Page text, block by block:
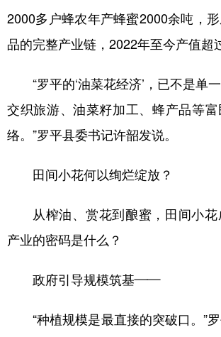
2000多户蜂农年产蜂蜜2000余吨，
品的完整产业链，2022年至今产值超
“罗平的‘油菜花经济’，已不是单
交织旅游、油菜籽加工、蜂产品等富
络。”罗平县委书记许韶发说。
田间小花何以绚烂绽放？
从榨油、赏花到酿蜜，田间小
产业的密码是什么？
政府引导规模筑基——
“种植规模是最直接的突破口。”